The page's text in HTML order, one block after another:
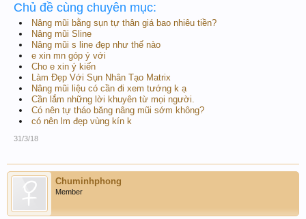
Chủ đề cùng chuyên mục:
Nâng mũi bằng sụn tự thân giá bao nhiêu tiền?
Nâng mũi Sline
Nâng mũi s line đẹp như thế nào
e xin mn góp ý với
Cho e xin ý kiến
Làm Đẹp Với Sụn Nhân Tạo Matrix
Nâng mũi liệu có cần đi xem tướng k ạ
Cần lắm những lời khuyên từ mọi người.
Có nên tự tháo băng nâng mũi sớm không?
có nên lm đẹp vùng kín k
31/3/18
Chuminhphong
Member